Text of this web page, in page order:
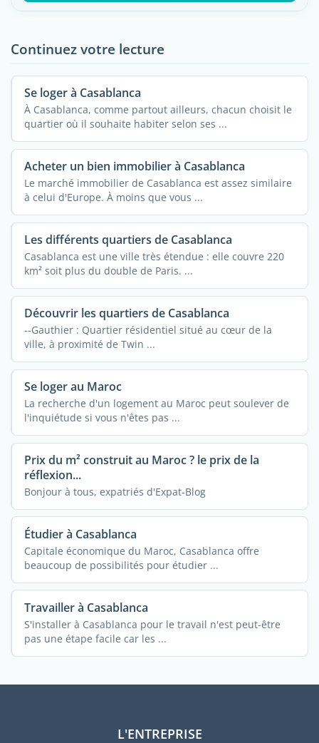
Continuez votre lecture
Se loger à Casablanca
À Casablanca, comme partout ailleurs, chacun choisit le
quartier où il souhaite habiter selon ses ...
Acheter un bien immobilier à Casablanca
Le marché immobilier de Casablanca est assez similaire
à celui d'Europe. À moins que vous ...
Les différents quartiers de Casablanca
Casablanca est une ville très étendue : elle couvre 220
km² soit plus du double de Paris. ...
Découvrir les quartiers de Casablanca
--Gauthier : Quartier résidentiel situé au cœur de la
ville, à proximité de Twin ...
Se loger au Maroc
La recherche d'un logement au Maroc peut soulever de
l'inquiétude si vous n'êtes pas ...
Prix du m² construit au Maroc ? le prix de la
réflexion...
Bonjour à tous, expatriés d'Expat-Blog
Étudier à Casablanca
Capitale économique du Maroc, Casablanca offre
beaucoup de possibilités pour étudier ...
Travailler à Casablanca
S'installer à Casablanca pour le travail n'est peut-être
pas une étape facile car les ...
L'ENTREPRISE